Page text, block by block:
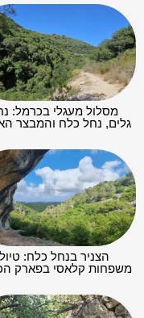
מסלול מעגלי בכרמל:
גלים, נחל כלח והמבצר
הצניר בנחל כלח: טיול
משפחות קלאסי בפארק